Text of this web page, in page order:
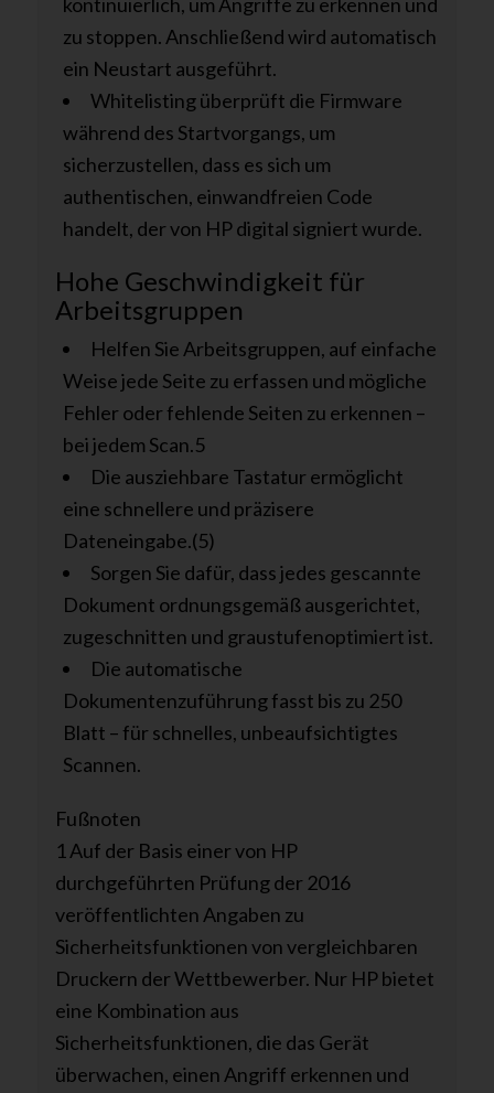
kontinuierlich, um Angriffe zu erkennen und
zu stoppen. Anschließend wird automatisch
ein Neustart ausgeführt.
Whitelisting überprüft die Firmware
während des Startvorgangs, um
sicherzustellen, dass es sich um
authentischen, einwandfreien Code
handelt, der von HP digital signiert wurde.
Hohe Geschwindigkeit für
Arbeitsgruppen
Helfen Sie Arbeitsgruppen, auf einfache
Weise jede Seite zu erfassen und mögliche
Fehler oder fehlende Seiten zu erkennen –
bei jedem Scan.5
Die ausziehbare Tastatur ermöglicht
eine schnellere und präzisere
Dateneingabe.(5)
Sorgen Sie dafür, dass jedes gescannte
Dokument ordnungsgemäß ausgerichtet,
zugeschnitten und graustufenoptimiert ist.
Die automatische
Dokumentenzuführung fasst bis zu 250
Blatt – für schnelles, unbeaufsichtigtes
Scannen.
Fußnoten
1 Auf der Basis einer von HP
durchgeführten Prüfung der 2016
veröffentlichten Angaben zu
Sicherheitsfunktionen von vergleichbaren
Druckern der Wettbewerber. Nur HP bietet
eine Kombination aus
Sicherheitsfunktionen, die das Gerät
überwachen, einen Angriff erkennen und